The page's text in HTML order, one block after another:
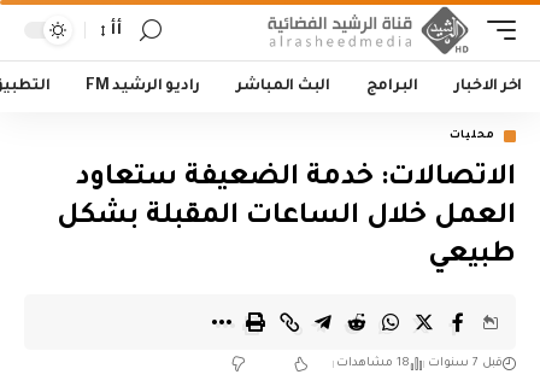
أأ
اخر الاخبار البرامج البث المباشر راديو الرشيد FM
محليات
الاتصالات: خدمة الضعيفة ستعاود
العمل خلال الساعات المقبلة بشكل
طبيعي
قبل 7 سنوات 18 مشاهدات